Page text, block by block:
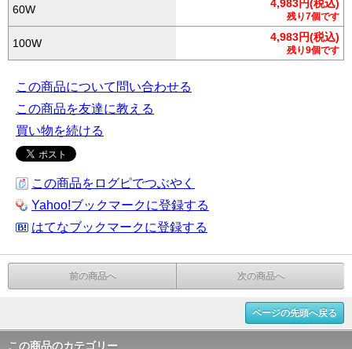
60W 4,983円(税込)
残り7個です
100W 4,983円(税込)
残り9個です
この商品について問い合わせる
この商品を友達に教える
買い物を続ける
この商品をログピでつぶやく
Yahoo!ブックマークに登録する
はてなブックマークに登録する
前の商品へ 次の商品へ
ページの先頭へ戻る
この商品のカテゴリー